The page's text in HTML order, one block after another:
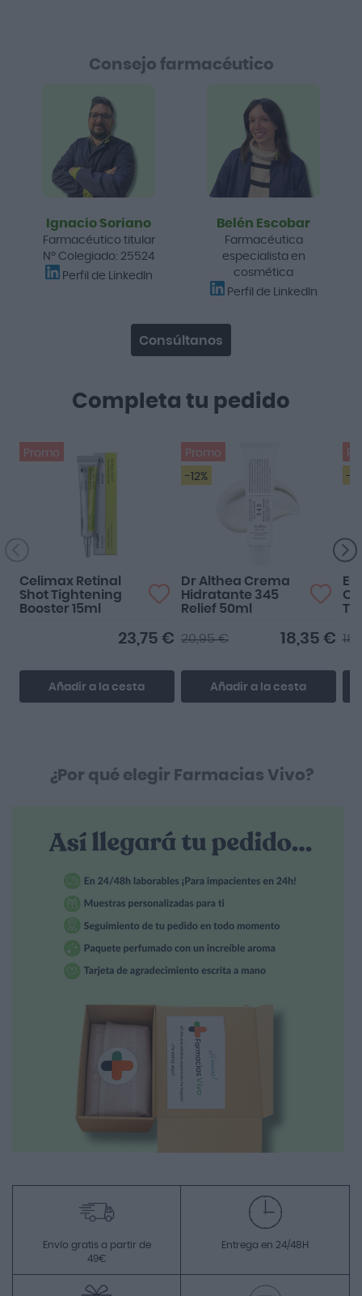
Completa tu pedido
Promo
Celimax Retinal
Shot Tightening
Booster 15ml
23,75 €
Añadir a la cesta
Promo
-12%
Dr Althea Crema
Hidratante 345
Relief 50ml
18,35 €
20,95 €
Añadir a la cesta
-
Consejo farmacéutico
Ignacio Soriano
Farmacéutico titular
Nº Colegiado: 25524
Perfil de LinkedIn
Belén Escobar
Farmacéutica
especialista en
cosmética
Perfil de LinkedIn
Consúltanos
¿Por qué elegir Farmacias Vivo?
Envío gratis a partir de
49€
Entrega en 24/48H